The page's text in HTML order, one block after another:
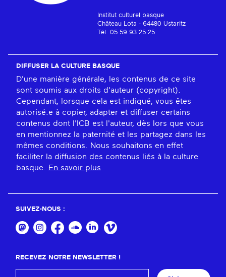
Institut culturel basque
Château Lota - 64480 Ustaritz
Tél. 05 59 93 25 25
DIFFUSER LA CULTURE BASQUE
D'une manière générale, les contenus de ce site
sont soumis aux droits d'auteur (copyright).
Cependant, lorsque cela est indiqué, vous êtes
autorisé.e à copier, adapter et diffuser certains
contenus dont l'ICB est l'auteur, dès lors que vous
en mentionnez la paternité et les partagez dans les
mêmes conditions. Nous souhaitons en effet
faciliter la diffusion des contenus liés à la culture
basque. En savoir plus
SUIVEZ-NOUS :
RECEVEZ NOTRE NEWSLETTER !